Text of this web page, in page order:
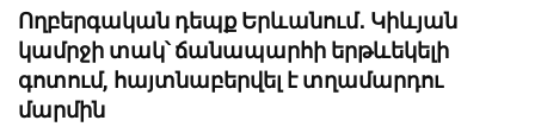
Ողբերգական դեպք Երևանում․ Կիևյան
կամրջի տակ՝ ճանապարհի երթևեկելի
գոտում, հայտնաբերվել է տղամարդու
մարմին